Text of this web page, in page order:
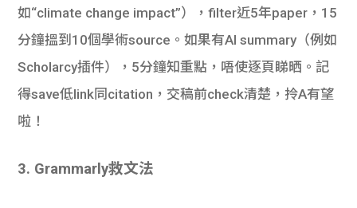
如“climate change impact”），filter近5年paper，15
分鐘搵到10個學術source。如果有AI summary（例如
Scholarcy插件），5分鐘知重點，唔使逐頁睇晒。記
得save低link同citation，交稿前check清楚，拎A有望
啦！
3. Grammarly救文法